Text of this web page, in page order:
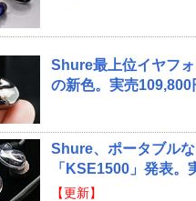
Shure最上位イヤフ
の新色。実売109,800
Shure、ポータブル
「KSE1500」発表。
【更新】